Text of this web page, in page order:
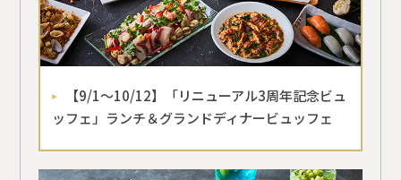
【9/1～10/12】「リニューアル3周年記念ビュ
ッフェ」ランチ＆グランドディナービュッフェ